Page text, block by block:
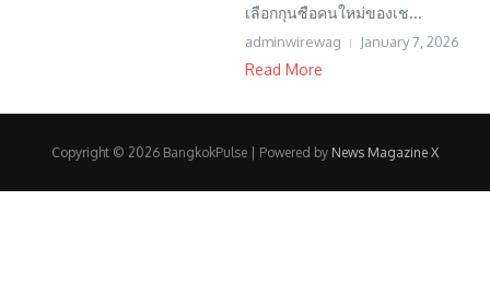
เลือกกุนซือคนใหม่ของเช...
adminwirewag January 7, 2026
Read More
Copyright © 2026 BangkokPulse | Powered by News Magazine X